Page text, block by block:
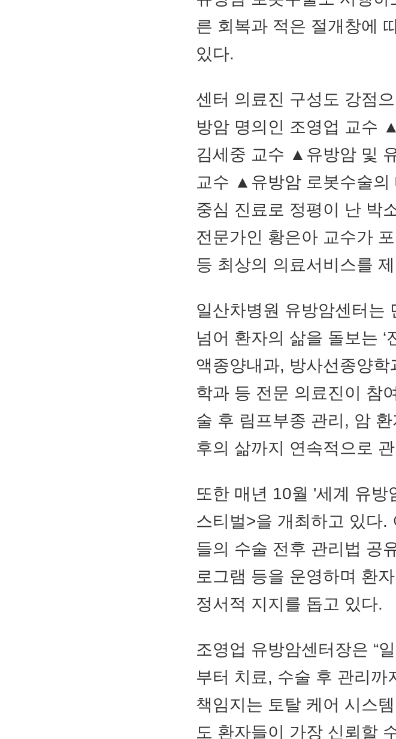
른 회복과 적은 절개창에
있다.
센터 의료진 구성도 강점
방암 명의인 조영업 교수
김세중 교수 ▲유방암 및
교수 ▲유방암 로봇수술
중심 진료로 정평이 난 박
전문가인 황은아 교수가
등 최상의 의료서비스를
일산차병원 유방암센터는
넘어 환자의 삶을 돌보는 ‘
액종양내과, 방사선종양
학과 등 전문 의료진이 참
술 후 림프부종 관리, 암
후의 삶까지 연속적으로
또한 매년 10월 '세계 유방
스티벌>을 개최하고 있다
들의 수술 전후 관리법 공
로그램 등을 운영하며 환
정서적 지지를 돕고 있다.
조영업 유방암센터장은 “
부터 치료, 수술 후 관리까
책임지는 토탈 케어 시스
도 환자들이 가장 신뢰할